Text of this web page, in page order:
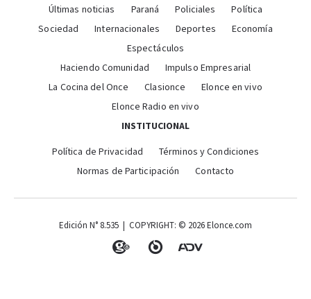
Últimas noticias Paraná Policiales
Política
Sociedad
Internacionales Deportes
Economía
Espectáculos
Haciendo Comunidad
Impulso Empresarial
La Cocina del Once
Clasionce
Elonce en vivo
Elonce Radio en vivo
INSTITUCIONAL
Política de Privacidad
Términos y Condiciones
Normas de Participación
Contacto
Edición N° 8.535 | COPYRIGHT: © 2026 Elonce.com